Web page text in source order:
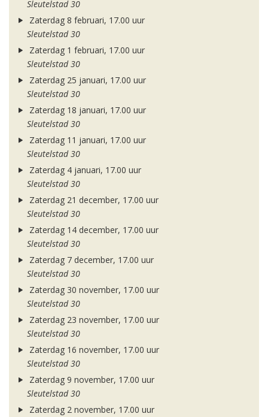
Sleutelstad 30
Zaterdag 8 februari, 17.00 uur
Sleutelstad 30
Zaterdag 1 februari, 17.00 uur
Sleutelstad 30
Zaterdag 25 januari, 17.00 uur
Sleutelstad 30
Zaterdag 18 januari, 17.00 uur
Sleutelstad 30
Zaterdag 11 januari, 17.00 uur
Sleutelstad 30
Zaterdag 4 januari, 17.00 uur
Sleutelstad 30
Zaterdag 21 december, 17.00 uur
Sleutelstad 30
Zaterdag 14 december, 17.00 uur
Sleutelstad 30
Zaterdag 7 december, 17.00 uur
Sleutelstad 30
Zaterdag 30 november, 17.00 uur
Sleutelstad 30
Zaterdag 23 november, 17.00 uur
Sleutelstad 30
Zaterdag 16 november, 17.00 uur
Sleutelstad 30
Zaterdag 9 november, 17.00 uur
Sleutelstad 30
Zaterdag 2 november, 17.00 uur